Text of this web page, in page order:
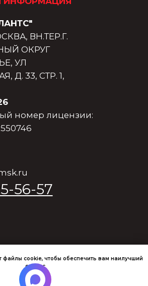
файлы cookie, чтобы обеспечить вам наилучший
сервис